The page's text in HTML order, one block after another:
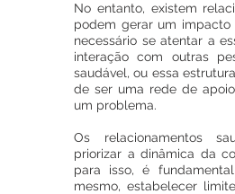
No entanto, existem
podem gerar um impacto
necessário se atentar a
interação com outras
saudável, ou essa
de ser uma rede de
um problema.
Os relacionamentos
priorizar a dinâmica da
para isso, é
mesmo, estabelecer